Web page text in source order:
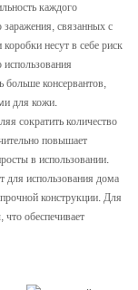
каждого
заражения, связанных с
несут в себе риск
больше консервантов,
для кожи.
сократить количество
повышает
в использовании.
для использования дома
конструкции. Для
обеспечивает